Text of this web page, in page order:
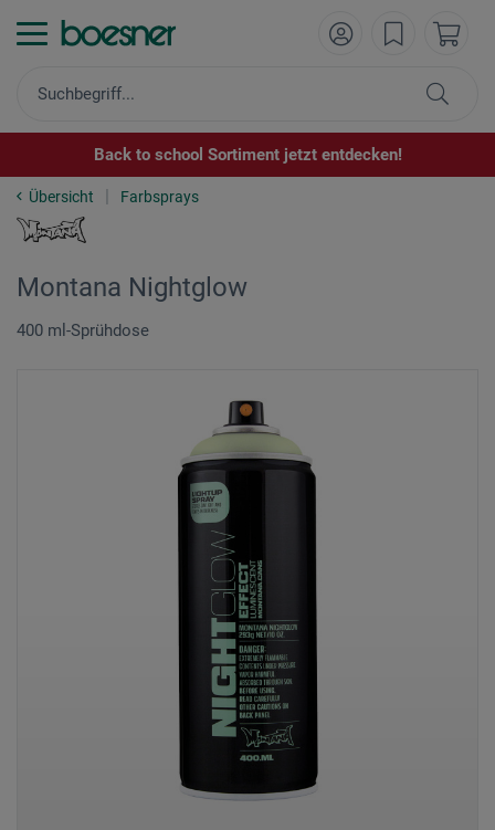
Back to school Sortiment jetzt entdecken!
Übersicht Farbsprays
Montana Nightglow
400 ml-Sprühdose